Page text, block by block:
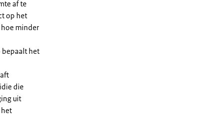
af te
op het
hoe minder
bepaalt het
die
uit